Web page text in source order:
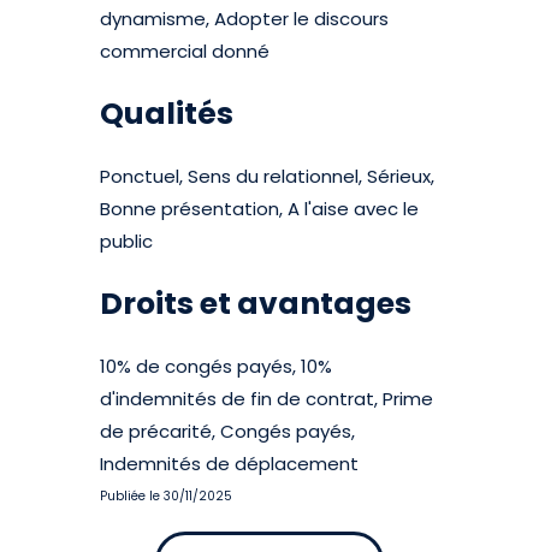
dynamisme, Adopter le discours
commercial donné
Qualités
Ponctuel, Sens du relationnel, Sérieux,
Bonne présentation, A l'aise avec le
public
Droits et avantages
10% de congés payés, 10%
d'indemnités de fin de contrat, Prime
de précarité, Congés payés,
Indemnités de déplacement
Publiée le 30/11/2025